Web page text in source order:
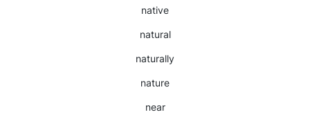
native
natural
naturally
nature
near